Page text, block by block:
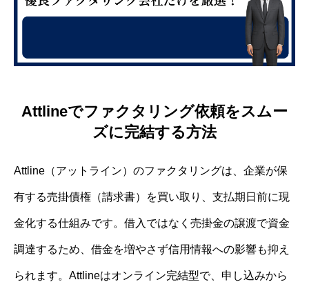
Attlineでファクタリング依頼をスムー
ズに完結する方法
Attline（アットライン）のファクタリングは、企業が保
有する売掛債権（請求書）を買い取り、支払期日前に現
金化する仕組みです。借入ではなく売掛金の譲渡で資金
調達するため、借金を増やさず信用情報への影響も抑え
られます。Attlineはオンライン完結型で、申し込みから